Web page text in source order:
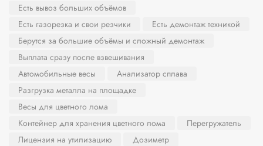
Есть вывоз больших объёмов
Есть газорезка и свои резчики
Есть демонтаж техникой
Берутся за большие объёмы и сложный демонтаж
Выплата сразу после взвешивания
Автомобильные весы
Анализатор сплава
Разгрузка металла на площадке
Весы для цветного лома
Контейнер для хранения цветного лома
Перегружатель
Лицензия на утилизацию
Дозиметр